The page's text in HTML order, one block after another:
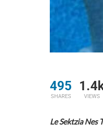
495
SHARES VIEWS
Le Sektzia Nes